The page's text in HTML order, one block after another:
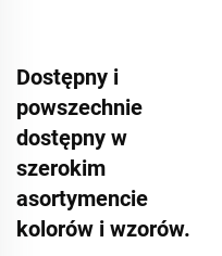
Dostępny i
powszechnie
dostępny w
szerokim
asortymencie
kolorów i wzorów.